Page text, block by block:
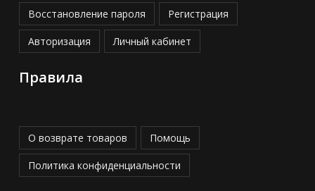
Восстановление пароля Регистрация
Авторизация Личный кабинет
Правила
О возврате товаров Помощь
Политика конфиденциальности